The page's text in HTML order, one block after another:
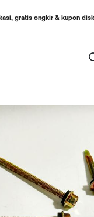
gratis ongkir & kupon